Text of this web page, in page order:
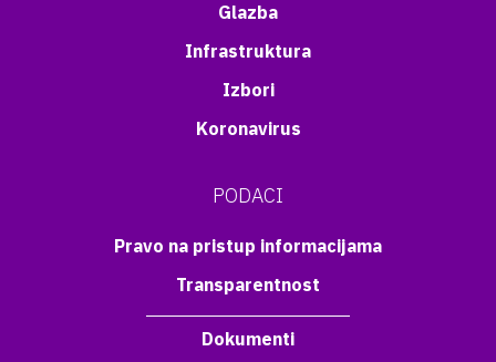
Glazba
Infrastruktura
Izbori
Koronavirus
PODACI
Pravo na pristup informacijama
Transparentnost
Dokumenti